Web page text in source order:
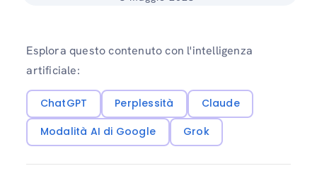
Esplora questo contenuto con l'intelligenza
artificiale:
ChatGPT Perplessità
Claude
Modalità AI di Google
Grok